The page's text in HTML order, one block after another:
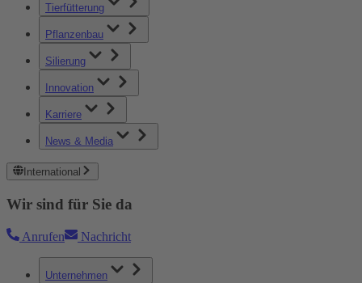
Tierfütterung
Pflanzenbau
Silierung
Innovation
Karriere
News & Media
International
Wir sind für Sie da
Anrufen Nachricht
Unternehmen